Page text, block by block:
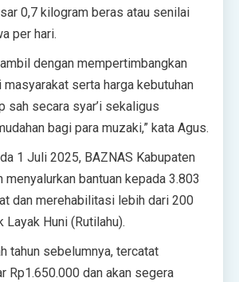
0,7 kilogram beras atau senilai
per hari.‎‎
dengan mempertimbangkan
serta harga kebutuhan
sah secara syar’i sekaligus
bagi para muzaki,” kata Agus.‎‎
1 Juli 2025, BAZNAS Kabupaten
menyalurkan bantuan kepada 3.803
dan merehabilitasi lebih dari 200
Layak Huni (Rutilahu).
tahun sebelumnya, tercatat
Rp1.650.000 dan akan segera